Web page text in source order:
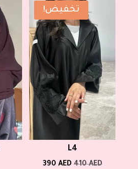
تخفيض!
L4
410AED
السعر390 AED
السعر